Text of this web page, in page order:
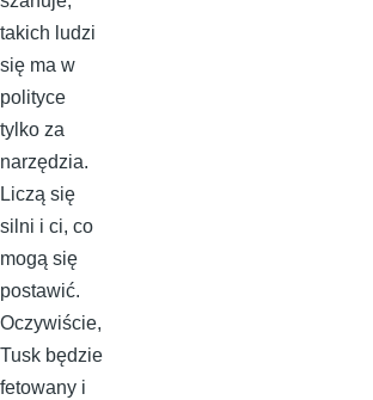
takich ludzi
się ma w
polityce
tylko za
narzędzia.
Liczą się
silni i ci, co
mogą się
postawić.
Oczywiście,
Tusk będzie
fetowany i